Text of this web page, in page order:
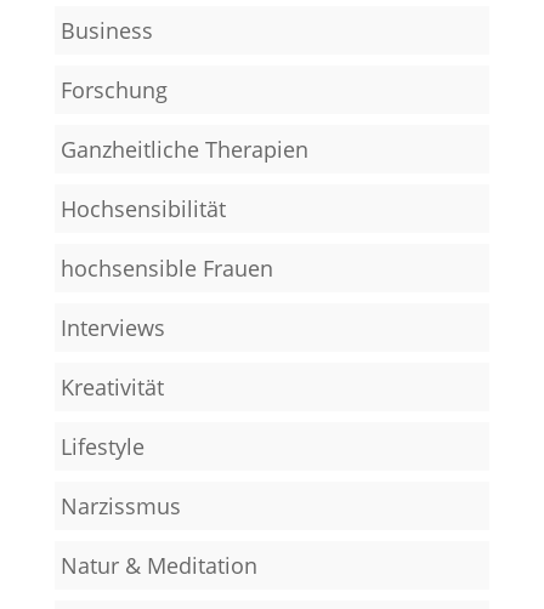
Business
Forschung
Ganzheitliche Therapien
Hochsensibilität
hochsensible Frauen
Interviews
Kreativität
Lifestyle
Narzissmus
Natur & Meditation